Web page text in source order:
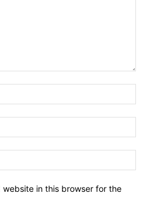
website in this browser for the